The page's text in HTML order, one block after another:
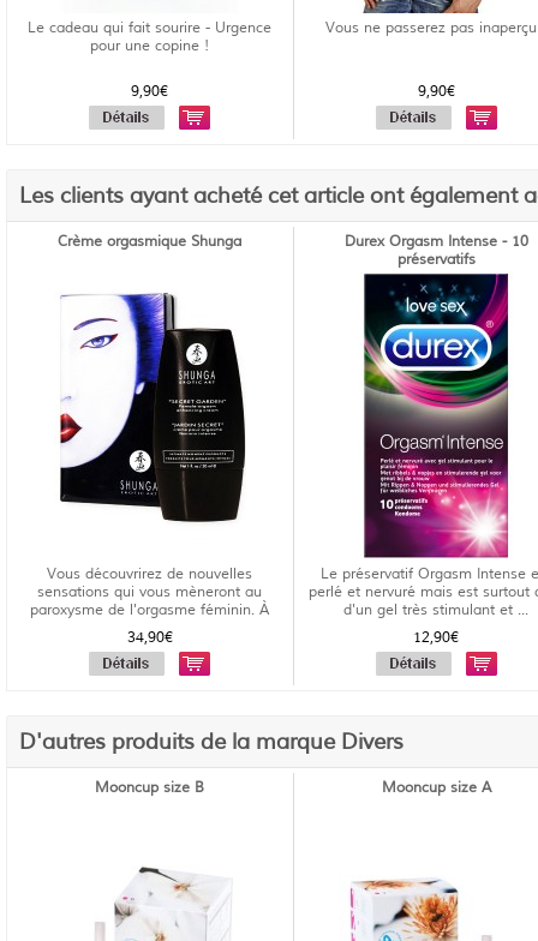
Le cadeau qui fait sourire - Urgence
pour une copine !
9,90€
Vous ne passerez pas
9,90€
Les clients ayant acheté cet article ont également
Crème orgasmique Shunga
Vous découvrirez de nouvelles
sensations qui vous mèneront au
paroxysme de l'orgasme féminin. À
uti...
34,90€
Durex Orgasm Intense - 10
préservatifs
Le préservatif Orgasm Intense
perlé et nervuré mais est surtout
d'un gel très stimulant et ...
12,90€
D'autres produits de la marque Divers
Mooncup size B Mooncup size A